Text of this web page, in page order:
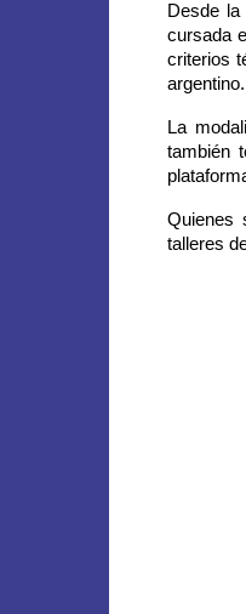
Desde
cursada
criterios
argentino.
La
también
Quienes
talleres